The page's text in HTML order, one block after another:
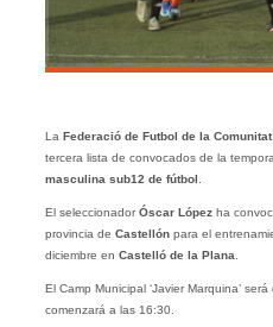
La Federació de Futbol de la
tercera lista de convocados de la
masculina sub12 de fútbol
El seleccionadorÓscar Lópezha
provincia de Castellónpara el
diciembre en Castelló de la Plana
El Camp Municipal ‘Javier Marquina’
comenzará a las 16:30.